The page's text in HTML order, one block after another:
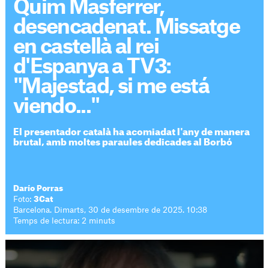
Quim Masferrer,
desencadenat. Missatge
en castellà al rei
d'Espanya a TV3:
"Majestad, si me está
viendo..."
El presentador català ha acomiadat l'any de manera
brutal, amb moltes paraules dedicades al Borbó
Darío Porras
Foto:3Cat
Barcelona. Dimarts, 30 de desembre de 2025. 10:38
Temps de lectura: 2 minuts